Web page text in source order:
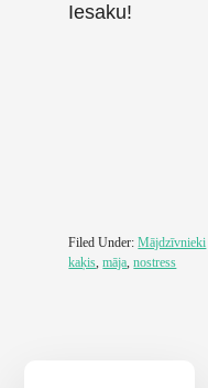
Iesaku!
Filed Under:Mājdzīvnieki
kaķis,māja,nostress